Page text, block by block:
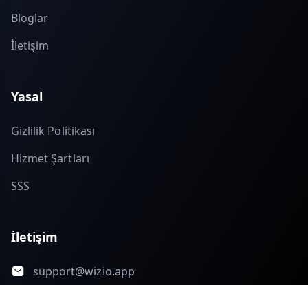
Bloglar
İletişim
Yasal
Gizlilik Politikası
Hizmet Şartları
SSS
İletişim
support@wizio.app